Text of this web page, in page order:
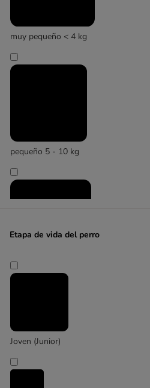
muy pequeño < 4 kg
pequeño 5 - 10 kg
mediano 11 - 25 kg
Etapa de vida del perro
Joven (Junior)